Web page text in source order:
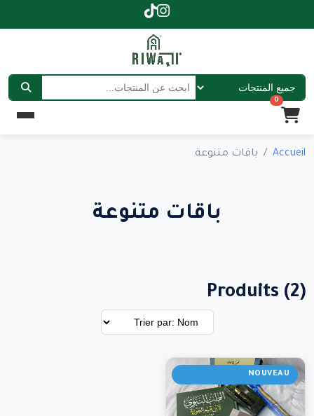
0
Accueil باقات متنوعة
باقات متنوعة
Produits (2)
NOUVEAU